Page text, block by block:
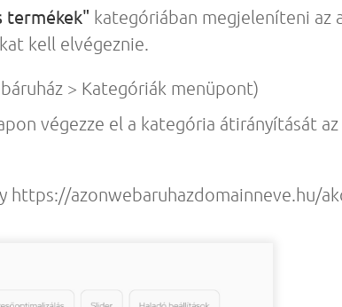
termékek" kategóriában megjeleníteni az
kell elvégeznie.
> Kategóriák menüpont)
végezze el a kategória átirányítását az
https://azonwebaruhazdomainneve.hu/